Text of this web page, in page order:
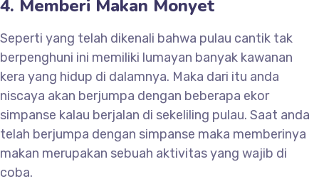
4. Memberi Makan Monyet
Seperti yang telah dikenali bahwa pulau cantik tak
berpenghuni ini memiliki lumayan banyak kawanan
kera yang hidup di dalamnya. Maka dari itu anda
niscaya akan berjumpa dengan beberapa ekor
simpanse kalau berjalan di sekeliling pulau. Saat anda
telah berjumpa dengan simpanse maka memberinya
makan merupakan sebuah aktivitas yang wajib di
coba.